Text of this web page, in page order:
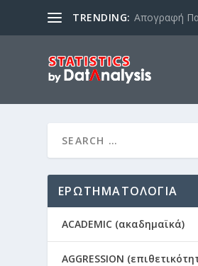
TRENDING: Απογραφή
ΕΡΩΤΗΜΑΤΟΛΟΓΙΑ
ACADEMIC (ακαδημαϊκά)
AGGRESSION